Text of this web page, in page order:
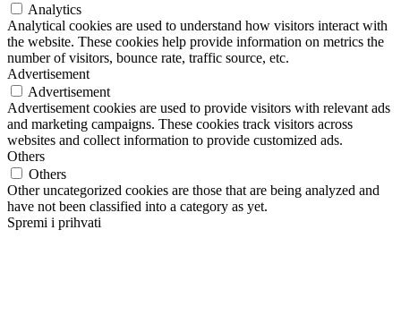
Analytics
Analytical cookies are used to understand how visitors interact with
the website. These cookies help provide information on metrics the
number of visitors, bounce rate, traffic source, etc.
Advertisement
Advertisement
Advertisement cookies are used to provide visitors with relevant ads
and marketing campaigns. These cookies track visitors across
websites and collect information to provide customized ads.
Others
Others
Other uncategorized cookies are those that are being analyzed and
have not been classified into a category as yet.
Spremi i prihvati